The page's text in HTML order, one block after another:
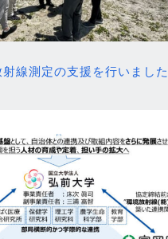
線測定の支援を行いました